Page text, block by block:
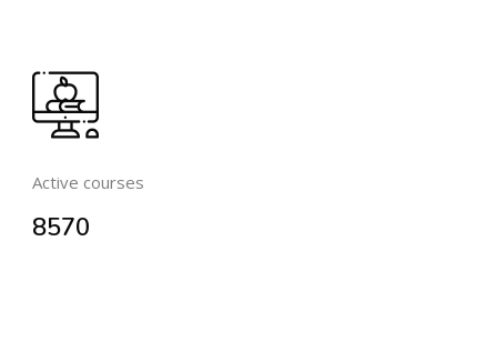
Active courses
8570